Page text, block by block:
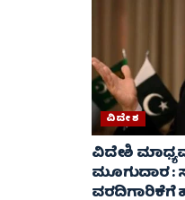
ವಿದೇಶ
ವಿದೇಶಿ
ಮೂಗುದಾರ :
ವರದಿಗಾರಿಕೆಗೆ